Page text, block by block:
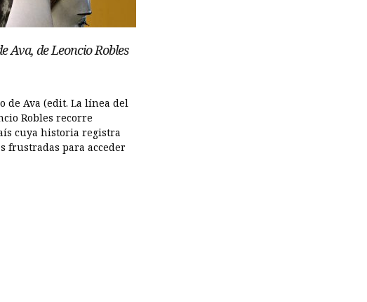
Ava, de Leoncio Robles
de Ava (edit. La línea del
Robles recorre
cuya historia registra
frustradas para acceder